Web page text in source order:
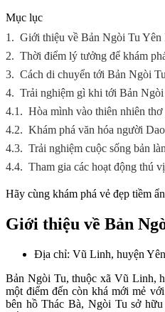
Mục lục
1. Giới thiệu về Bản Ngòi Tu Yên
2. Thời điểm lý tưởng để khám
3. Cách di chuyển tới Bản Ngòi Tu
4. Trải nghiệm gì khi tới Bản
4.1. Hòa mình vào thiên nhiên thơ
4.2. Khám phá văn hóa người Dao
4.3. Trải nghiệm cuộc sống bản
4.4. Tham gia các hoạt động thú vị
Hãy cùng khám phá vẻ đẹp tiềm
Giới thiệu về Bản
Địa chỉ: Vũ Linh, huyện
Bản Ngòi Tu, thuộc xã Vũ Linh,
một điểm đến còn khá mới mẻ
bên hồ Thác Bà, Ngòi Tu sở